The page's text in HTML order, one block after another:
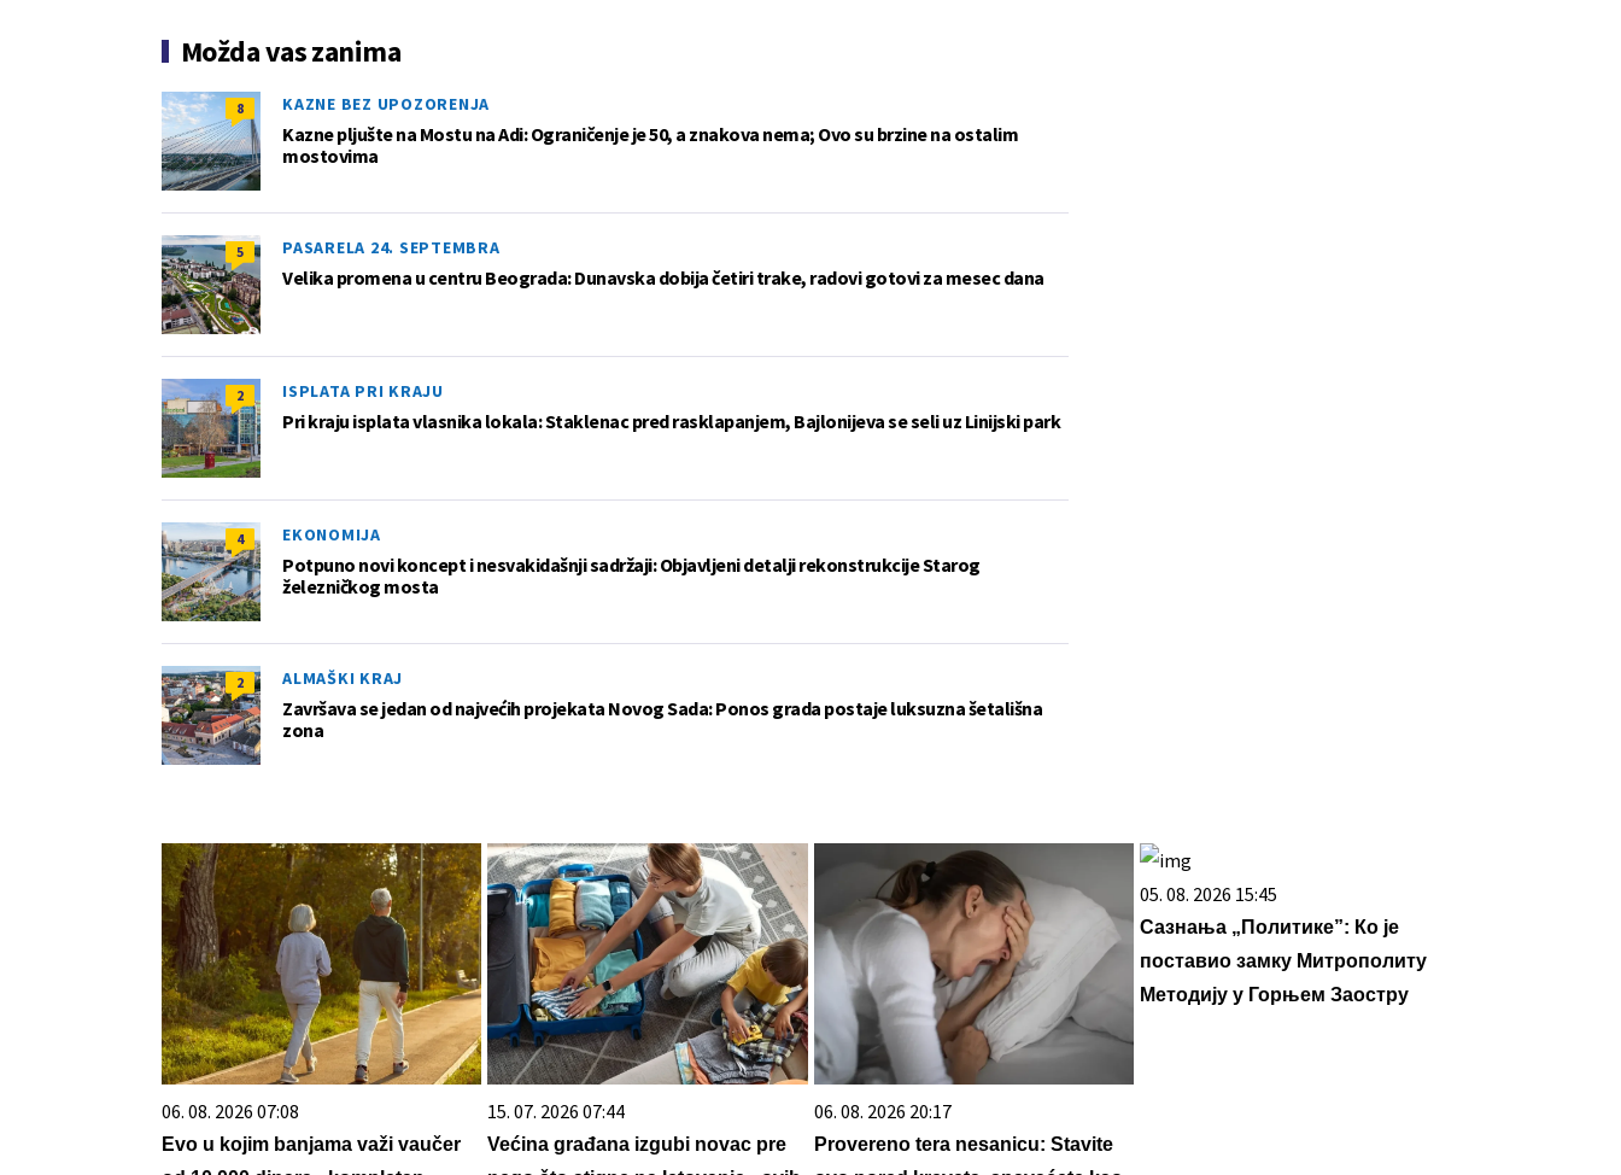
Možda vas zanima
8 KAZNE BEZ UPOZORENJA
Kazne pljušte na Mostu na Adi: Ograničenje je 50, a znakova nema; Ovo su brzine na ostalim
mostovima
5 PASARELA 24. SEPTEMBRA
Velika promena u centru Beograda: Dunavska dobija četiri trake, radovi gotovi za mesec dana
2 ISPLATA PRI KRAJU
Pri kraju isplata vlasnika lokala: Staklenac pred rasklapanjem, Bajlonijeva se seli uz Linijski park
4 EKONOMIJA
Potpuno novi koncept i nesvakidašnji sadržaji: Objavljeni detalji rekonstrukcije Starog
železničkog mosta
2 ALMAŠKI KRAJ
Završava se jedan od najvećih projekata Novog Sada: Ponos grada postaje luksuzna šetališna
zona
06. 08. 2026 07:08
Evo u kojim banjama važi vaučer
15. 07. 2026 07:44
Većina građana izgubi novac pre
06. 08. 2026 20:17
Provereno tera nesanicu: Stavite
05. 08. 2026 15:45
Сазнања „Политике”: Ко је
поставио замку Митрополиту
Методију у Горњем Заостру